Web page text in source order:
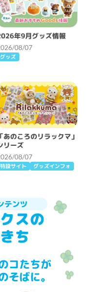
年9月グッズ情報
08/07
グッズ
「あのころのリラックマ」
リーズ
08/07
特設サイト グッズインフォ
テンツ
スの
ち
コたちが
そばに。